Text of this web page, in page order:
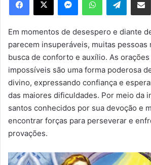
u
m
e
-
m
a
Em momentos de desespero e diante
parecem insuperáveis, muitas pessoas
busca de conforto e auxílio. As orações
impossíveis são uma forma poderosa
divino, expressando confiança e
das maiores dificuldades. Por meio da
santos conhecidos por sua devoção e
encontrar forças para perseverar e
provações.